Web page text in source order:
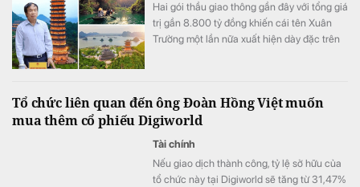
Hai gói thầu giao thông gần đây với tổng giá
trị gần 8.800 tỷ đồng khiến cái tên Xuân
Trường một lần nữa xuất hiện dày đặc trên
sau Bái Đính, Tam Chúc: một nhà thầu từng
thi công quốc lộ, cao tốc từ hơn một thập kỷ
Tổ chức liên quan đến ông Đoàn Hồng Việt muốn
mua thêm cổ phiếu Digiworld
Tài chính
Nếu giao dịch thành công, tỷ lệ sở hữu của
tổ chức này tại Digiworld sẽ tăng từ 31,47%